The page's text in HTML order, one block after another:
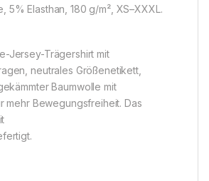
5% Elasthan, 180 g/m², XS–XXXL.
Jersey-Trägershirt mit
neutrales Größenetikett,
Baumwolle mit
mehr Bewegungsfreiheit. Das